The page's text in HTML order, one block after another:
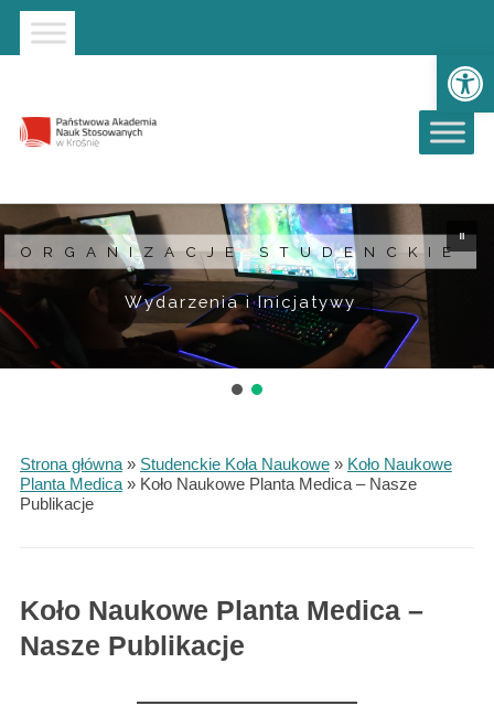
Strona główna
Przejdź do wyszukiwarki
Przejdź do menu głównego
ORGANIZACJE STUDENCKIE
Wydarzenia i Inicjatywy
Strona główna» Studenckie Koła Naukowe» Koło Naukowe
Planta Medica» Koło Naukowe Planta Medica – Nasze
Publikacje
Koło Naukowe Planta Medica –
Nasze Publikacje